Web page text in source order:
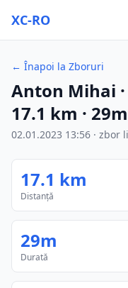
XC-RO
← Înapoi la Zboruri
Anton Mihai
17.1 km · 29m
02.01.2023 13:56 · zbor
17.1 km
Distanță
29m
Durată